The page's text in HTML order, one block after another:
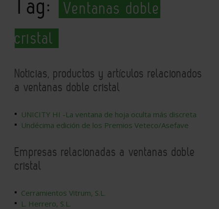
Tag:
Ventanas doble
cristal
Noticias, productos y artículos relacionados
a ventanas doble cristal
UNICITY HI -La ventana de hoja oculta más discreta
Undécima edición de los Premios Veteco/Asefave
Empresas relacionadas a ventanas doble
cristal
Cerramientos Vitrum, S.L.
L. Herrero, S.L.